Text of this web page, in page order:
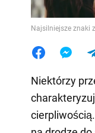
Najsilniejsze znaki
Niektórzy